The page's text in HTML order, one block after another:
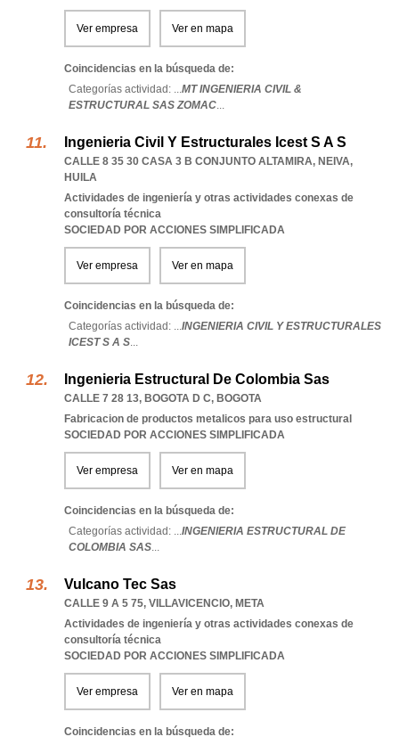
Ver empresa Ver en mapa
Coincidencias en la búsqueda de:
Categorías actividad: ...MT INGENIERIA CIVIL &
ESTRUCTURAL SAS ZOMAC...
Ingenieria Civil Y Estructurales Icest S A S
CALLE 8 35 30 CASA 3 B CONJUNTO ALTAMIRA, NEIVA,
HUILA
Actividades de ingeniería y otras actividades conexas de
consultoría técnica
SOCIEDAD POR ACCIONES SIMPLIFICADA
Ver empresa Ver en mapa
Coincidencias en la búsqueda de:
Categorías actividad: ...INGENIERIA CIVIL Y ESTRUCTURALES
ICEST S A S...
Ingenieria Estructural De Colombia Sas
CALLE 7 28 13, BOGOTA D C, BOGOTA
Fabricacion de productos metalicos para uso estructural
SOCIEDAD POR ACCIONES SIMPLIFICADA
Ver empresa Ver en mapa
Coincidencias en la búsqueda de:
Categorías actividad: ...INGENIERIA ESTRUCTURAL DE
COLOMBIA SAS...
Vulcano Tec Sas
CALLE 9 A 5 75, VILLAVICENCIO, META
Actividades de ingeniería y otras actividades conexas de
consultoría técnica
SOCIEDAD POR ACCIONES SIMPLIFICADA
Ver empresa Ver en mapa
Coincidencias en la búsqueda de: